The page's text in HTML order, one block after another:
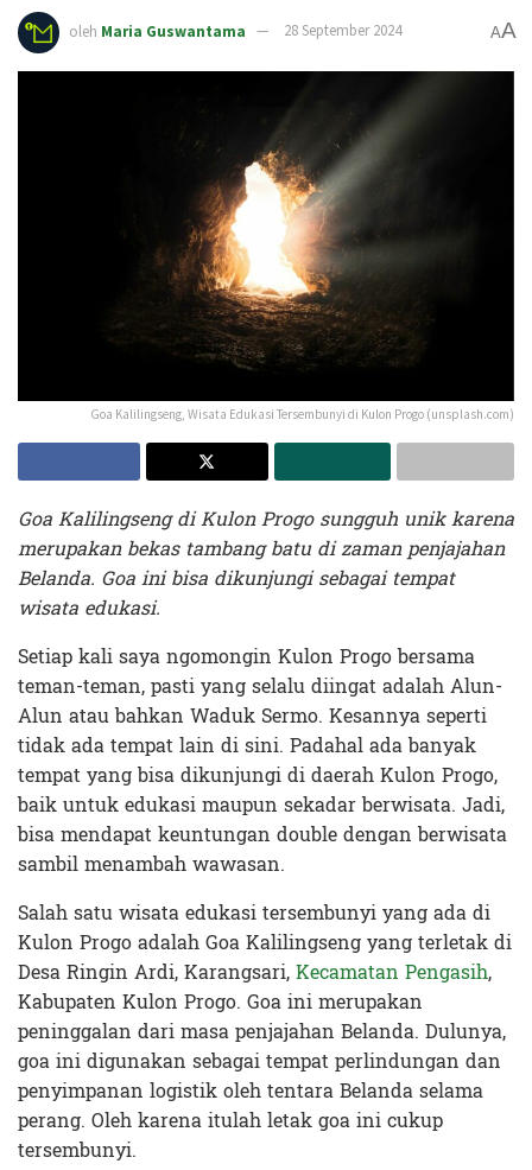
oleh Maria Guswantama 28 September 2024 AA
Goa Kalilingseng, Wisata Edukasi Tersembunyi di Kulon Progo (unsplash.com)
Goa Kalilingseng di Kulon Progo sungguh unik karena
merupakan bekas tambang batu di zaman penjajahan
Belanda. Goa ini bisa dikunjungi sebagai tempat
wisata edukasi.
Setiap kali saya ngomongin Kulon Progo bersama
teman-teman, pasti yang selalu diingat adalah Alun-
Alun atau bahkan Waduk Sermo. Kesannya seperti
tidak ada tempat lain di sini. Padahal ada banyak
tempat yang bisa dikunjungi di daerah Kulon Progo,
baik untuk edukasi maupun sekadar berwisata. Jadi,
bisa mendapat keuntungan double dengan berwisata
sambil menambah wawasan.
Salah satu wisata edukasi tersembunyi yang ada di
Kulon Progo adalah Goa Kalilingseng yang terletak di
Desa Ringin Ardi, Karangsari,Kecamatan Pengasih,
Kabupaten Kulon Progo. Goa ini merupakan
peninggalan dari masa penjajahan Belanda. Dulunya,
goa ini digunakan sebagai tempat perlindungan dan
penyimpanan logistik oleh tentara Belanda selama
perang. Oleh karena itulah letak goa ini cukup
tersembunyi.